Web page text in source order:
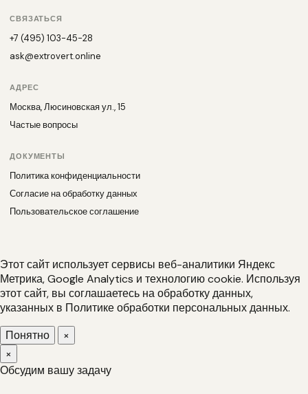
СВЯЗАТЬСЯ
+7 (495) 103-45-28
ask@extrovert.online
АДРЕС
Москва, Люсиновская ул., 15
Частые вопросы
ДОКУМЕНТЫ
Политика конфиденциальности
Согласие на обработку данных
Пользовательское соглашение
Этот сайт использует сервисы веб-аналитики Яндекс
Метрика, Google Analytics и технологию cookie. Используя
этот сайт, вы соглашаетесь на обработку данных,
указанных в Политике обработки персональных данных.
Понятно
×
×
Обсудим вашу задачу